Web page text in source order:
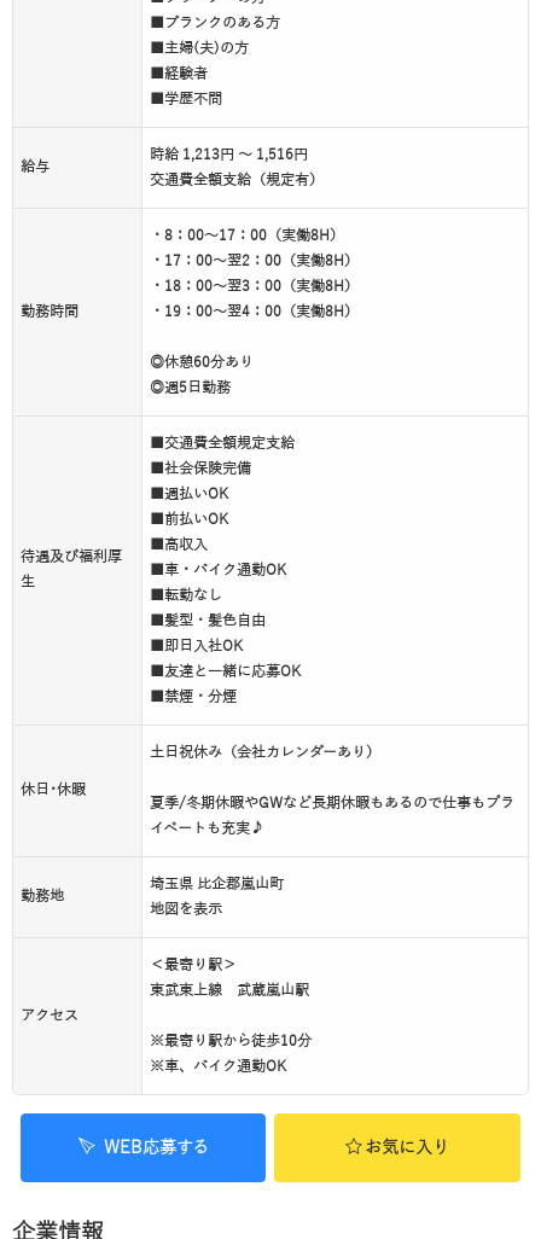
■ブランクのある方
■主婦(夫)の方
■経験者
■学歴不問
給与
時給 1,213円 ～ 1,516円
交通費全額支給（規定有）
勤務時間
・8：00～17：00（実働8H）
・17：00～翌2：00（実働8H）
・18：00～翌3：00（実働8H）
・19：00～翌4：00（実働8H）
◎休憩60分あり
◎週5日勤務
待遇及び福利厚
生
■交通費全額規定支給
■社会保険完備
■週払いOK
■前払いOK
■高収入
■車・バイク通勤OK
■転勤なし
■髪型・髪色自由
■即日入社OK
■友達と一緒に応募OK
■禁煙・分煙
休日･休暇
土日祝休み（会社カレンダーあり）
夏季/冬期休暇やGWなど長期休暇もあるので仕事もプラ
イベートも充実♪
勤務地
埼玉県 比企郡嵐山町
地図を表示
アクセス
＜最寄り駅＞
東武東上線 武蔵嵐山駅
※最寄り駅から徒歩10分
※車、バイク通勤OK
WEB応募する お気に入り
企業情報